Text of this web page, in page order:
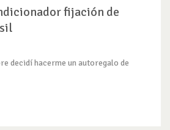
fijación de
decidí hacerme un autoregalo de